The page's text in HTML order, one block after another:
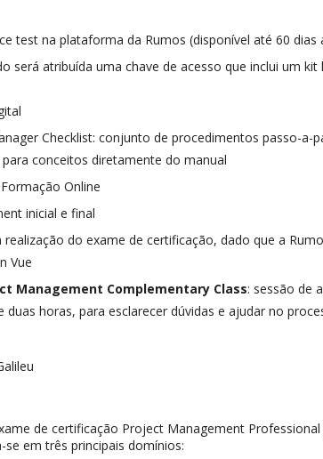
test na plataforma da Rumos (disponível até 60
será atribuída uma chave de acesso que inclui um
Checklist: conjunto de procedimentos passo-a-
conceitos diretamente do manual
Online
inicial e final
realização do exame de certificação, dado que a
Vue
Management Complementary Class: sessão de
duas horas, para esclarecer dúvidas e ajudar no
de certificação Project Management Professional
em três principais domínios: